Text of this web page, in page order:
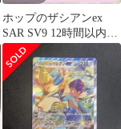
ホップのザシアンex
SAR SV9 12時間以内発
送❣️